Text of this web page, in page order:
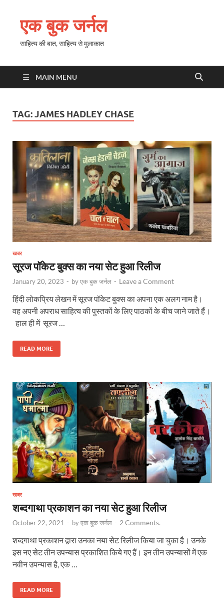
एक बुक जर्नल
साहित्य की बात, साहित्य से मुलाकात
MAIN MENU
TAG:JAMES HADLEY CHASE
खबर
सूरज पॉकेट बुक्स का नया सेट हुआ रिलीज
January 20, 2023 - byएक बुक जर्नल - Leave a Comment
हिंदी लोकप्रिय लेखन में सूरज पॉकेट बुक्स का अपना एक अलग नाम है।
वह अपनी अपराध साहित्य की पुस्तकों के लिए पाठकों के बीच जाने जाते हैं।
हाल ही में सूरज …
READ MORE
खबर
शब्दगाथा प्रकाशन का नया सेट हुआ रिलीज
October 22, 2021 - byएक बुक जर्नल - 2 Comments.
शब्दगाथा प्रकाशन द्वारा उनका नया सेट रिलीज किया जा चुका है। उनके
इस नए सेट तीन उपन्यास प्रकाशित किये गए हैं। इन तीन उपन्यासों में एक
नवीन उपन्यास है, एक …
READ MORE